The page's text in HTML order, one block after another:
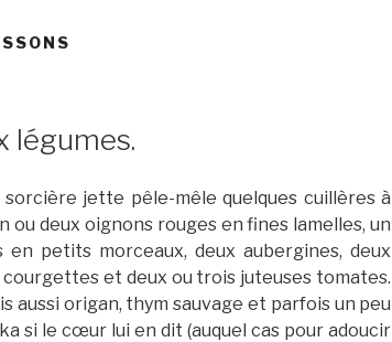
légumes.
sorcière jette pêle-mêle quelques cuillères à
ou deux oignons rouges en fines lamelles, un
en petits morceaux, deux aubergines, deux
courgettes et deux ou trois juteuses tomates.
aussi origan, thym sauvage et parfois un peu
si le cœur lui en dit (auquel cas pour adoucir